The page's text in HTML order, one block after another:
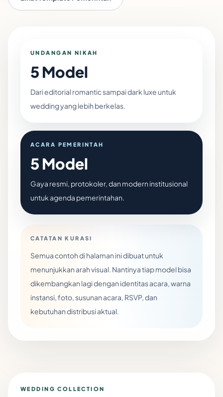
UNDANGAN NIKAH
5 Model
Dari editorial romantic sampai dark luxe untuk
wedding yang lebih berkelas.
ACARA PEMERINTAH
5 Model
Gaya resmi, protokoler, dan modern institusional
untuk agenda pemerintahan.
CATATAN KURASI
Semua contoh di halaman ini dibuat untuk
menunjukkan arah visual. Nantinya tiap model bisa
dikembangkan lagi dengan identitas acara, warna
instansi, foto, susunan acara, RSVP, dan
kebutuhan distribusi aktual.
WEDDING COLLECTION